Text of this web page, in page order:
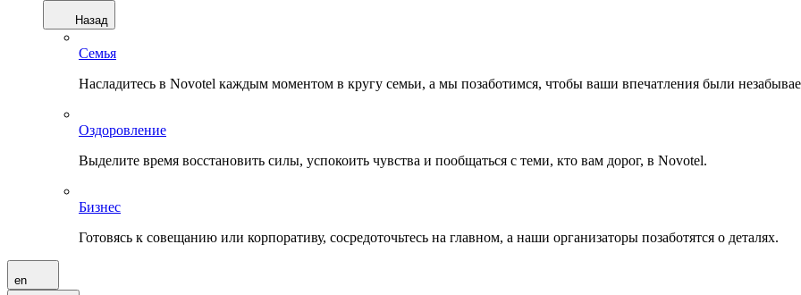
Назад
Семья
Насладитесь в Novotel каждым моментом в кругу семьи, а мы позаботимся, чтобы ваши впечатления были
Оздоровление
Выделите время восстановить силы, успокоить чувства и пообщаться с теми, кто вам дорог, в Novotel.
Бизнес
Готовясь к совещанию или корпоративу, сосредоточьтесь на главном, а наши организаторы позаботятся о деталях.
en